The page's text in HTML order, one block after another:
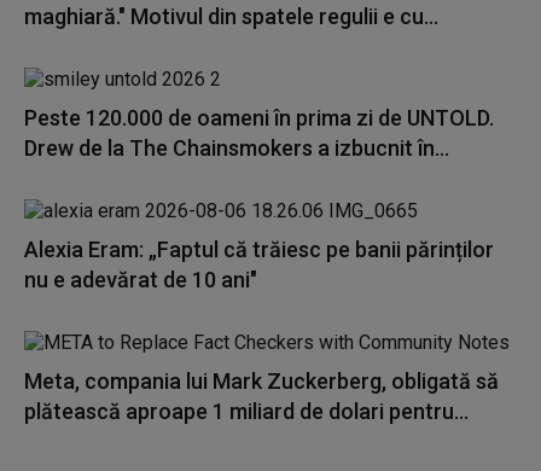
maghiară." Motivul din spatele regulii e cu...
Peste 120.000 de oameni în prima zi de UNTOLD.
Drew de la The Chainsmokers a izbucnit în...
Alexia Eram: „Faptul că trăiesc pe banii părinților
nu e adevărat de 10 ani"
Meta, compania lui Mark Zuckerberg, obligată să
plătească aproape 1 miliard de dolari pentru...